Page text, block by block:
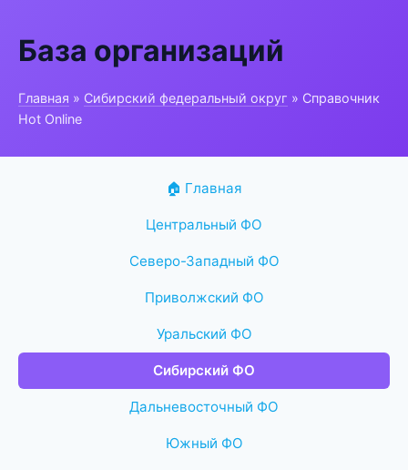
База организаций
Главная » Сибирский федеральный округ » Справочник
Hot Online
🏠 Главная
Центральный ФО
Северо-Западный ФО
Приволжский ФО
Уральский ФО
Сибирский ФО
Дальневосточный ФО
Южный ФО